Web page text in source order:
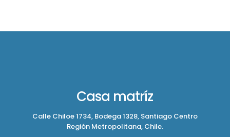
Casa matríz
Calle Chiloe 1734, Bodega 1328, Santiago Centro
Región Metropolitana, Chile.